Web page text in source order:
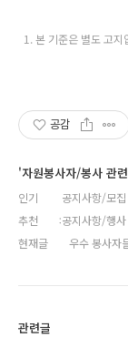
본 기준은 별도 고지
공감
'자원봉사자/봉사 관
인기
공지사항/모
추천
공지사항/행
현재글
우수 봉사자
관련글